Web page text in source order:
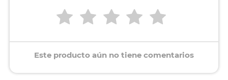
Este producto aún no tiene comentarios